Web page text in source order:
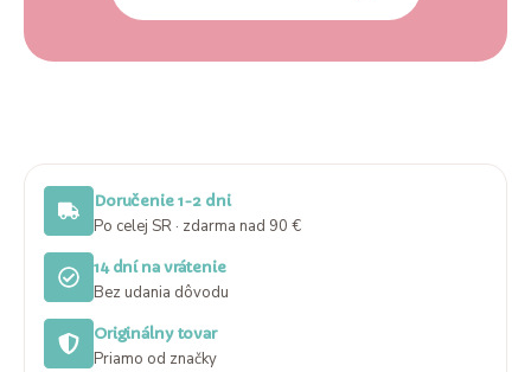
Doručenie 1-2 dni
Po celej SR · zdarma nad 90 €
14 dní na vrátenie
Bez udania dôvodu
Originálny tovar
Priamo od značky